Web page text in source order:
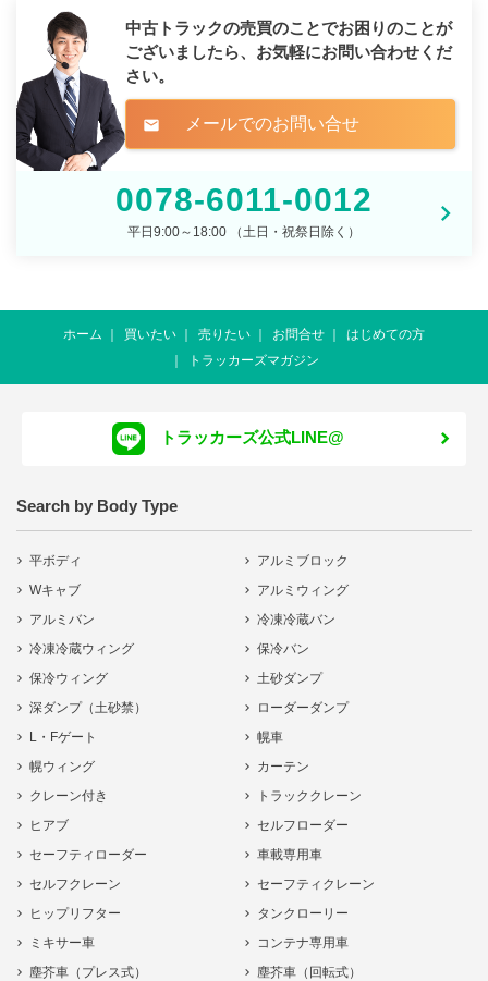
中古トラックの売買のことでお困りのことが
ございましたら、 お気軽にお問い合わせくだ
さい。
mail メールでのお問い合せ
0078-6011-0012
平日9:00～18:00 （土日・祝祭日除く）
ホーム 買いたい 売りたい お問合せ
はじめての方
トラッカーズマガジン
トラッカーズ公式LINE@
Search by Body Type
平ボディ
アルミブロック
Wキャブ
アルミウィング
アルミバン
冷凍冷蔵バン
冷凍冷蔵ウィング
保冷バン
保冷ウィング
土砂ダンプ
深ダンプ（土砂禁）
ローダーダンプ
L・Fゲート
幌車
幌ウィング
カーテン
クレーン付き
トラッククレーン
ヒアブ
セルフローダー
セーフティローダー
車載専用車
セルフクレーン
セーフティクレーン
ヒップリフター
タンクローリー
ミキサー車
コンテナ専用車
塵芥車（プレス式）
塵芥車（回転式）